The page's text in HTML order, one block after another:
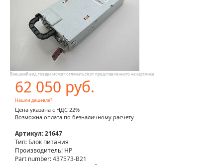
Внешний вид товара может отличаться от представленного на картинке
62 050 руб.
Нашли дешевле?
Цена указана с НДС 22%
Возможна оплата по безналичному расчету
Артикул: 21647
Тип: Блок питания
Производитель: HP
Part number: 437573-B21